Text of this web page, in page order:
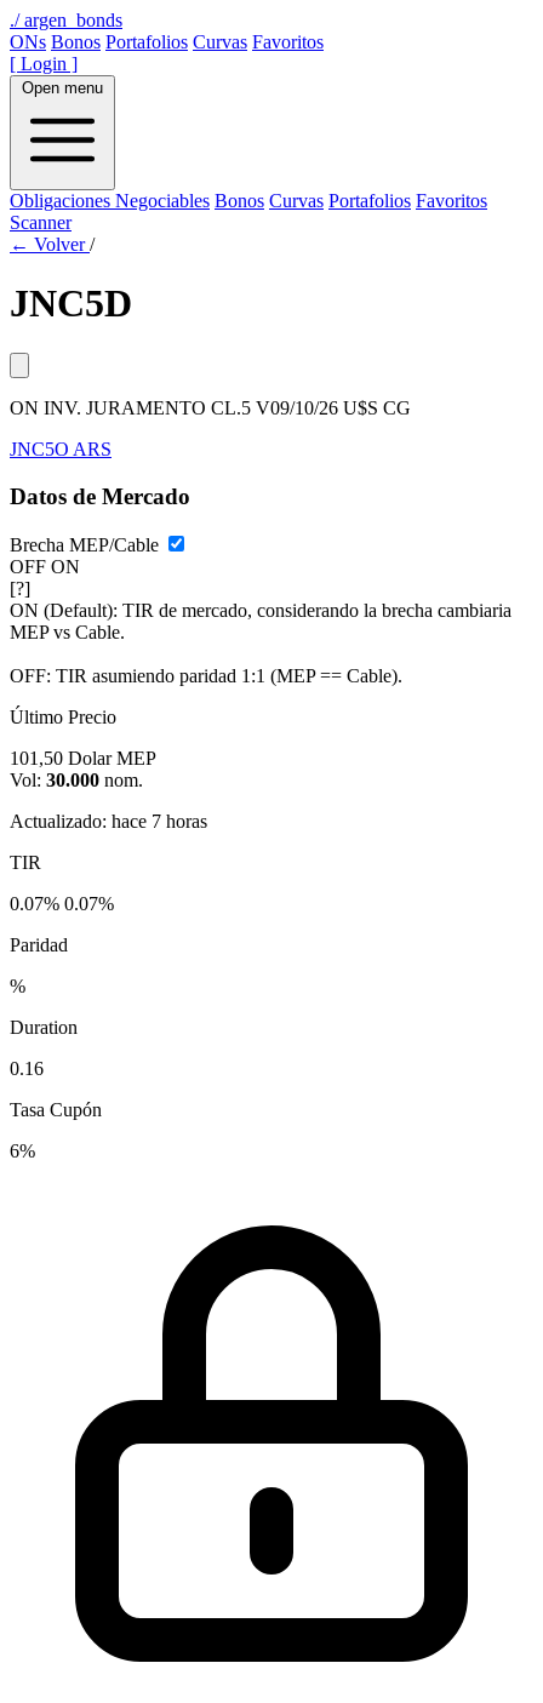
./argen_bonds
ONs Bonos Portafolios Curvas Favoritos
[ Login ]
Open menu
Obligaciones Negociables Bonos Curvas Portafolios Favoritos
Scanner
← Volver/
JNC5D
ON INV. JURAMENTO CL.5 V09/10/26 U$S CG
JNC5O ARS
Datos de Mercado
Brecha MEP/Cable
OFF ON
[?]
ON (Default): TIR de mercado, considerando la brecha cambiaria
MEP vs Cable.
OFF: TIR asumiendo paridad 1:1 (MEP == Cable).
Último Precio
101,50 Dolar MEP
Vol: 30.000 nom.
Actualizado: hace 7 horas
TIR
0.07% 0.07%
Paridad
%
Duration
0.16
Tasa Cupón
6%